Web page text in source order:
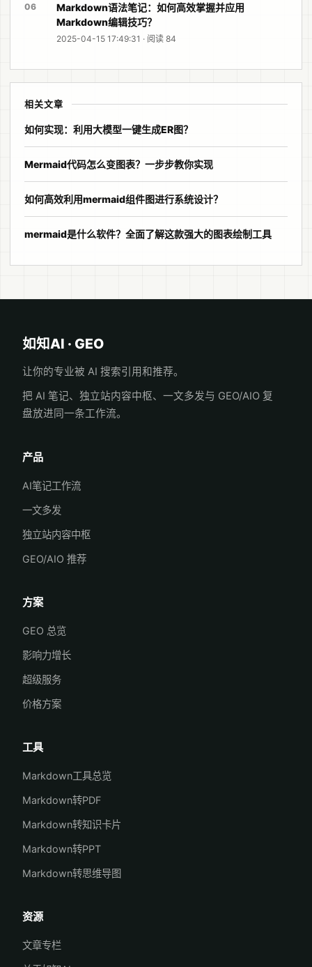
06
Markdown语法笔记：如何高效掌握并应用
Markdown编辑技巧？
2025-04-15 17:49:31 · 阅读 84
相关文章
如何实现：利用大模型一键生成ER图？
Mermaid代码怎么变图表？一步步教你实现
如何高效利用mermaid组件图进行系统设计？
mermaid是什么软件？全面了解这款强大的图表绘制工具
如知AI · GEO
让你的专业被 AI 搜索引用和推荐。
把 AI 笔记、独立站内容中枢、一文多发与 GEO/AIO 复
盘放进同一条工作流。
产品
AI笔记工作流
一文多发
独立站内容中枢
GEO/AIO 推荐
方案
GEO 总览
影响力增长
超级服务
价格方案
工具
Markdown工具总览
Markdown转PDF
Markdown转知识卡片
Markdown转PPT
Markdown转思维导图
资源
文章专栏